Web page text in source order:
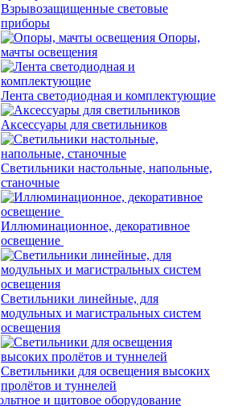
Взрывозащищенные световые
приборы
Опоры,
мачты освещения
Лента светодиодная и комплектующие
Аксессуары для светильников
Светильники настольные, напольные,
станочные
Иллюминационное, декоративное
освещение
Светильники линейные, для
модульных и магистральных систем
освещения
Светильники для освещения высоких
пролётов и туннелей